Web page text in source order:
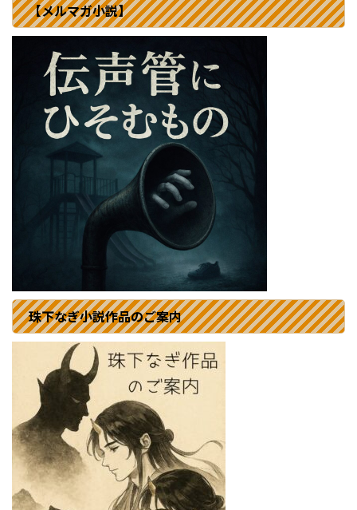
【メルマガ小説】
珠下なぎ小説作品のご案内